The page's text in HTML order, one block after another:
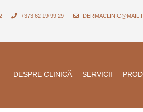
+373 62 19 99 29
DESPRE CLINICĂ SERVICII